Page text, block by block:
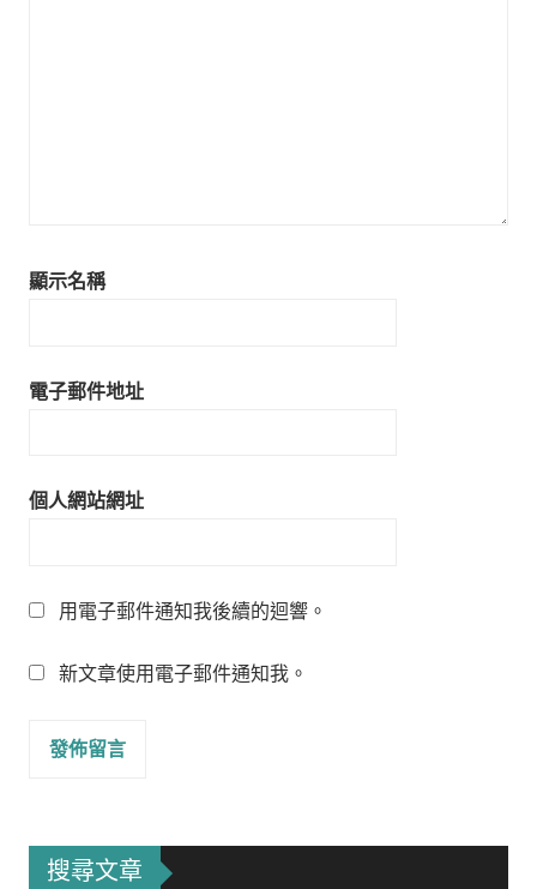
顯示名稱
電子郵件地址
個人網站網址
用電子郵件通知我後續的迴響。
新文章使用電子郵件通知我。
搜尋文章